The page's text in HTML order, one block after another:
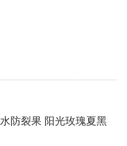
防裂果 阳光玫瑰夏黑